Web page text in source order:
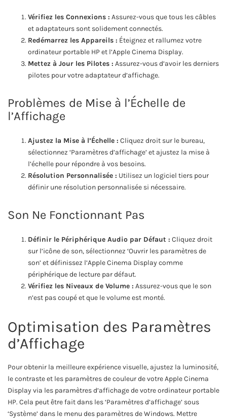
Vérifiez les Connexions : Assurez-vous que tous les câbles
et adaptateurs sont solidement connectés.
Redémarrez les Appareils : Éteignez et rallumez votre
ordinateur portable HP et l’Apple Cinema Display.
Mettez à Jour les Pilotes : Assurez-vous d’avoir les derniers
pilotes pour votre adaptateur d’affichage.
Problèmes de Mise à l’Échelle de
l’Affichage
Ajustez la Mise à l’Échelle : Cliquez droit sur le bureau,
sélectionnez ‘Paramètres d’affichage’ et ajustez la mise à
l’échelle pour répondre à vos besoins.
Résolution Personnalisée : Utilisez un logiciel tiers pour
définir une résolution personnalisée si nécessaire.
Son Ne Fonctionnant Pas
Définir le Périphérique Audio par Défaut : Cliquez droit
sur l’icône de son, sélectionnez ‘Ouvrir les paramètres de
son’ et définissez l’Apple Cinema Display comme
périphérique de lecture par défaut.
Vérifiez les Niveaux de Volume : Assurez-vous que le son
n’est pas coupé et que le volume est monté.
Optimisation des Paramètres
d’Affichage
Pour obtenir la meilleure expérience visuelle, ajustez la luminosité,
le contraste et les paramètres de couleur de votre Apple Cinema
Display via les paramètres d’affichage de votre ordinateur portable
HP. Cela peut être fait dans les ‘Paramètres d’affichage’ sous
‘Système’ dans le menu des paramètres de Windows. Mettre